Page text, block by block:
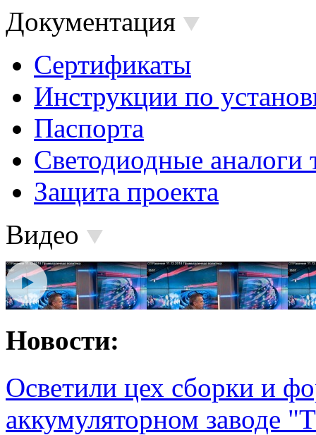
Документация
Сертификаты
Инструкции по
Паспорта
Светодиодные аналоги
Защита проекта
Видео
Новости:
Осветили цех сборки и
аккумуляторном заводе